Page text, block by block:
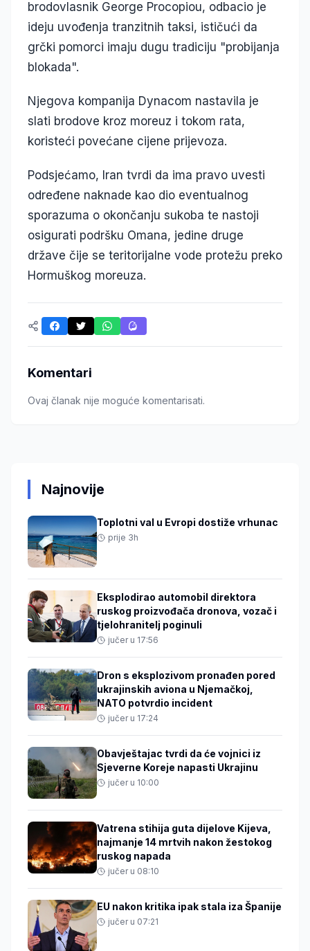
brodovlasnik George Procopiou, odbacio je
ideju uvođenja tranzitnih taksi, ističući da
grčki pomorci imaju dugu tradiciju "probijanja
blokada".
Njegova kompanija Dynacom nastavila je
slati brodove kroz moreuz i tokom rata,
koristeći povećane cijene prijevoza.
Podsjećamo, Iran tvrdi da ima pravo uvesti
određene naknade kao dio eventualnog
sporazuma o okončanju sukoba te nastoji
osigurati podršku Omana, jedine druge
države čije se teritorijalne vode protežu preko
Hormuškog moreuza.
Komentari
Ovaj članak nije moguće komentarisati.
Najnovije
Toplotni val u Evropi dostiže vrhunac
prije 3h
Eksplodirao automobil direktora
ruskog proizvođača dronova, vozač i
tjelohranitelj poginuli
jučer u 17:56
Dron s eksplozivom pronađen pored
ukrajinskih aviona u Njemačkoj,
NATO potvrdio incident
jučer u 17:24
Obavještajac tvrdi da će vojnici iz
Sjeverne Koreje napasti Ukrajinu
jučer u 10:00
Vatrena stihija guta dijelove Kijeva,
najmanje 14 mrtvih nakon žestokog
ruskog napada
jučer u 08:10
EU nakon kritika ipak stala iza Španije
jučer u 07:21